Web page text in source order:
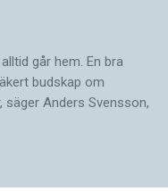
går hem. En bra
budskap om
Anders Svensson,